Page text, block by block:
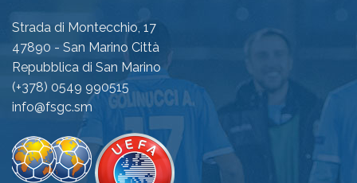
Strada di Montecchio, 17
47890 - San Marino Città
Repubblica di San Marino
(+378) 0549 990515
info@fsgc.sm